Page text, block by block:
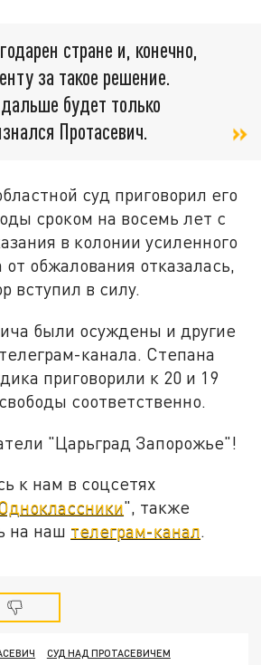
стране и, конечно,
за такое решение.
будет только
Протасевич.
суд приговорил его
сроком на восемь лет с
в колонии усиленного
обжалования отказалась,
вступил в силу.
были осуждены и другие
канала. Степана
приговорили к 20 и 19
соответственно.
"Царьград Запорожье"!
к нам в соцсетях
", также
на наш телеграм-канал.
СУД НАД ПРОТАСЕВИЧЕМ